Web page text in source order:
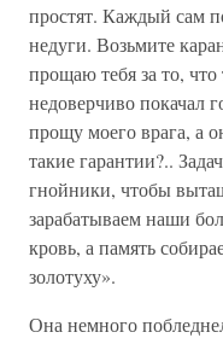
простят. Каждый сам
недуги. Возьмите
прощаю тебя за то,
недоверчиво покачал
прощу моего врага, а
такие гарантии?..
гнойники, чтобы
зарабатываем наши
кровь, а память
золотуху».
Она немного